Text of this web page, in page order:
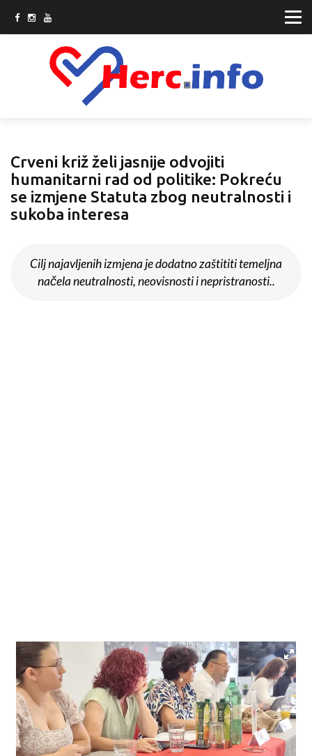
Crveni križ želi jasnije odvojiti
humanitarni rad od politike: Pokreću
se izmjene Statuta zbog neutralnosti i
sukoba interesa
Cilj najavljenih izmjena je dodatno zaštititi temeljna
načela neutralnosti, neovisnosti i nepristranosti..